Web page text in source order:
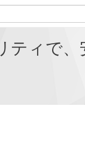
ティで、